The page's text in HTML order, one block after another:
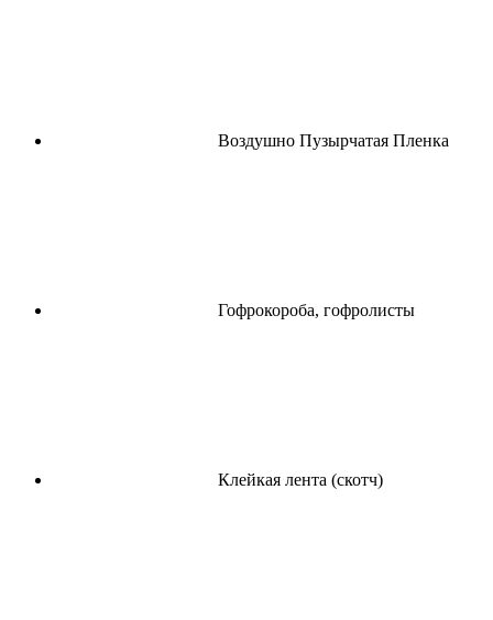
Воздушно Пузырчатая Пленка
Гофрокороба, гофролисты
Клейкая лента (скотч)